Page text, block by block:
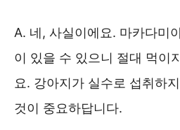
A. 네, 사실이에요. 마카다미
이 있을 수 있으니 절대 먹이
요. 강아지가 실수로 섭취하
것이 중요하답니다.